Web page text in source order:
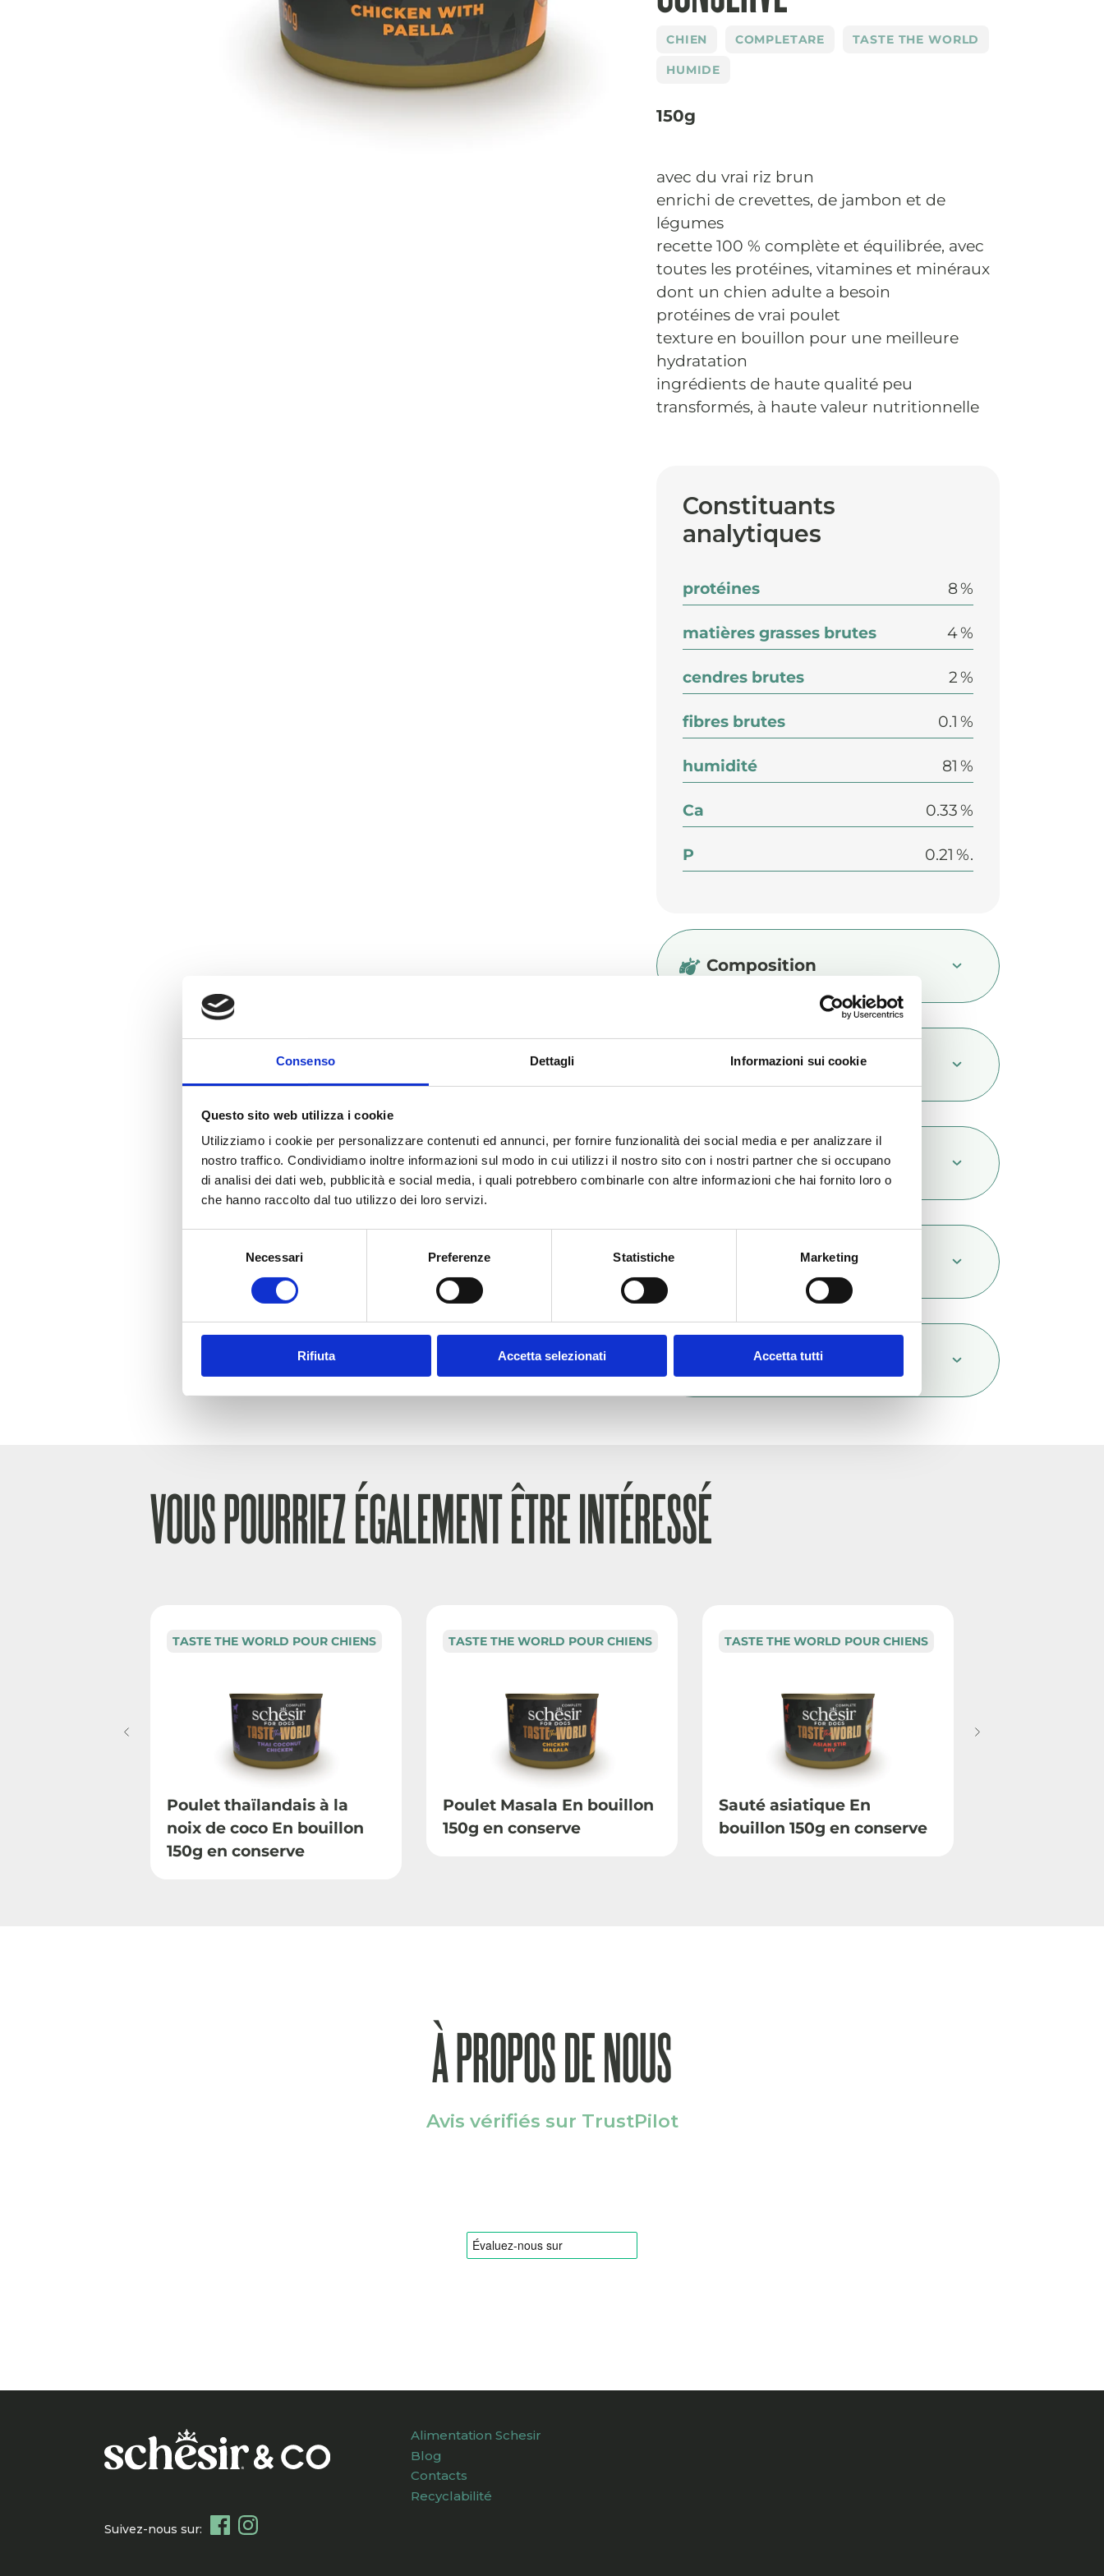
Consenso Dettagli Informazioni sui cookie
Questo sito web utilizza i cookie
Utilizziamo i cookie per personalizzare contenuti ed annunci, per fornire funzionalità dei social media e per analizzare il
nostro traffico. Condividiamo inoltre informazioni sul modo in cui utilizzi il nostro sito con i nostri partner che si occupano
di analisi dei dati web, pubblicità e social media, i quali potrebbero combinarle con altre informazioni che hai fornito loro o
che hanno raccolto dal tuo utilizzo dei loro servizi.
Necessari Preferenze Statistiche Marketing
Rifiuta Accetta selezionati Accetta tutti
CHIEN COMPLETARE TASTE THE WORLD
HUMIDE
150g
avec du vrai riz brun
enrichi de crevettes, de jambon et de
légumes
recette 100 % complète et équilibrée, avec
toutes les protéines, vitamines et minéraux
dont un chien adulte a besoin
protéines de vrai poulet
texture en bouillon pour une meilleure
hydratation
ingrédients de haute qualité peu
transformés, à haute valeur nutritionnelle
Constituants
analytiques
protéines 8 %
matières grasses brutes 4 %
cendres brutes 2 %
fibres brutes 0.1 %
humidité 81 %
Ca 0.33 %
P 0.21 %.
Composition
Additifs nutritionnels/kg
Description
Alimentation
Conservation
VOUS POURRIEZ ÉGALEMENT ÊTRE INTÉRESSÉ
TASTE THE WORLD POUR CHIENS
Poulet thaïlandais à la
noix de coco En bouillon
150g en conserve
TASTE THE WORLD POUR CHIENS
Poulet Masala En bouillon
150g en conserve
TASTE THE WORLD POUR CHIENS
Sauté asiatique En
bouillon 150g en conserve
À PROPOS DE NOUS
Avis vérifiés sur TrustPilot
Suivez-nous sur:
Alimentation Schesir
Blog
Contacts
Recyclabilité